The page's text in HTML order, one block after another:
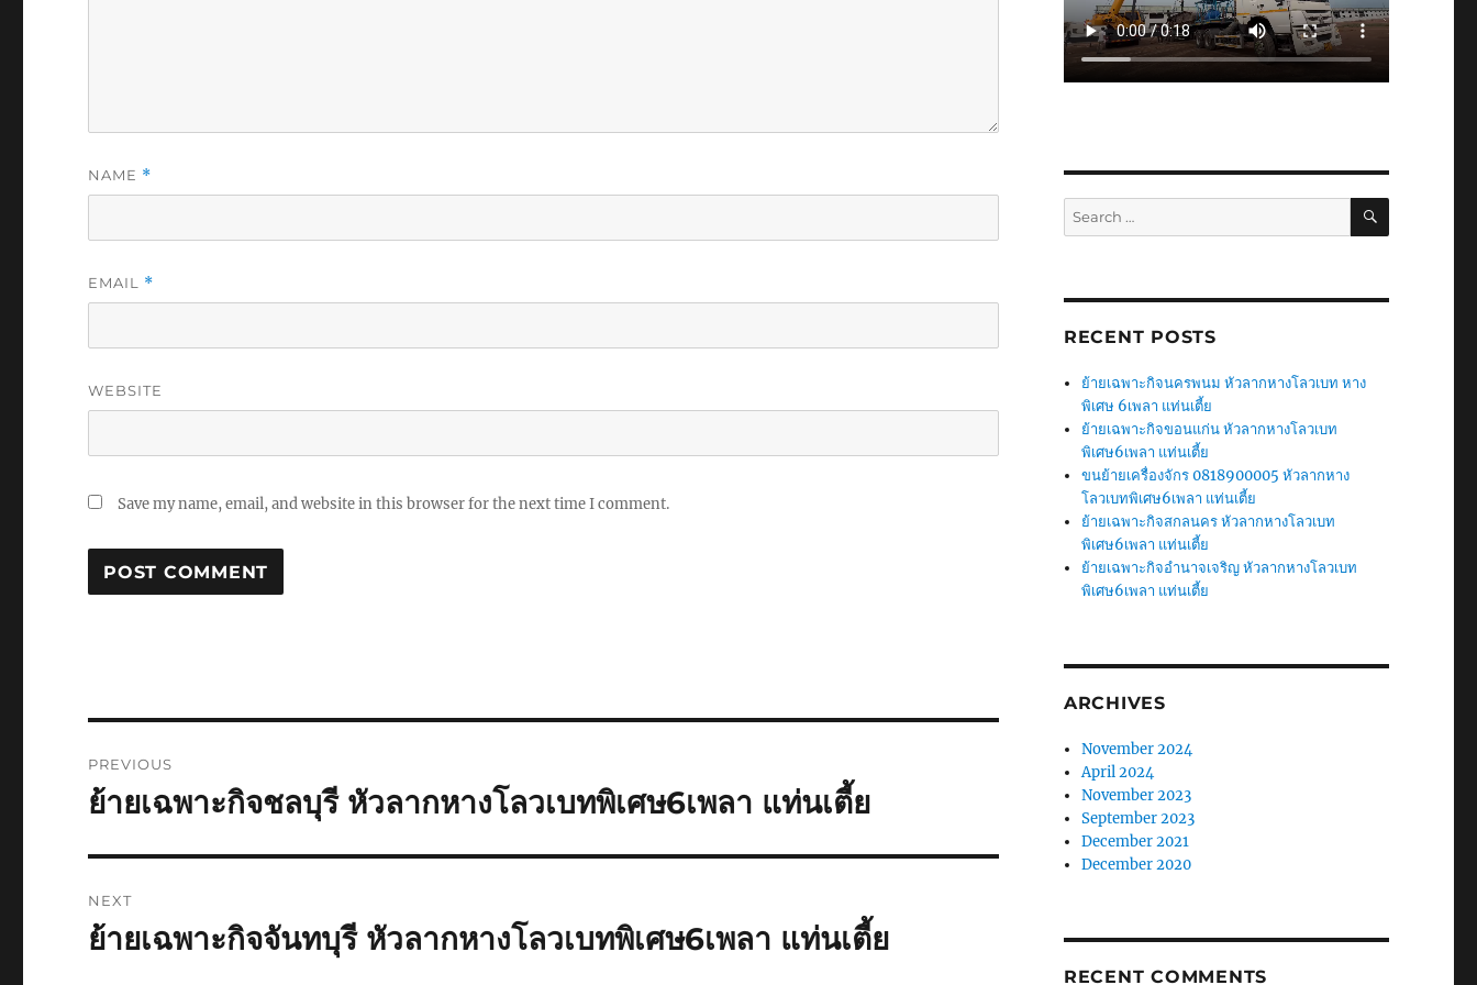
NAME *
EMAIL *
WEBSITE
Save my name, email, and website in this browser for the next time I comment.
navigation
PREVIOUS
Previous
ย้ายเฉพาะกิจชลบุรี หัวลากหางโลวเบทพิเศษ6เพลา แท่นเตี้ย
NEXT
Next
ย้ายเฉพาะกิจจันทบุรี หัวลากหางโลวเบทพิเศษ6เพลา แท่นเตี้ย
Search
for:
SEARCH
RECENT POSTS
ย้ายเฉพาะกิจนครพนม หัวลากหางโลวเบท หาง
พิเศษ 6เพลา แท่นเตี้ย
ย้ายเฉพาะกิจขอนแก่น หัวลากหางโลวเบท
พิเศษ6เพลา แท่นเตี้ย
ขนย้ายเครื่องจักร 0818900005 หัวลากหาง
โลวเบทพิเศษ6เพลา แท่นเตี้ย
ย้ายเฉพาะกิจสกลนคร หัวลากหางโลวเบท
พิเศษ6เพลา แท่นเตี้ย
ย้ายเฉพาะกิจอำนาจเจริญ หัวลากหางโลวเบท
พิเศษ6เพลา แท่นเตี้ย
ARCHIVES
November 2024
April 2024
November 2023
September 2023
December 2021
December 2020
RECENT COMMENTS